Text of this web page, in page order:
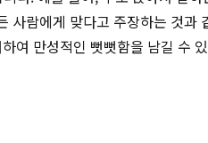
람에게 맞다고 주장하는 것
여 만성적인 뻣뻣함을 남길 수